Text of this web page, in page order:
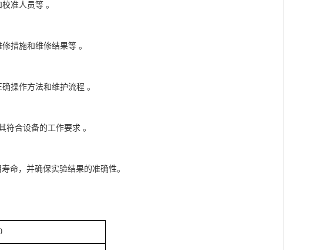
准人员等 。
措施和维修结果等 。
操作方法和维护流程 。
符合设备的工作要求 。
命，并确保实验结果的准确性。